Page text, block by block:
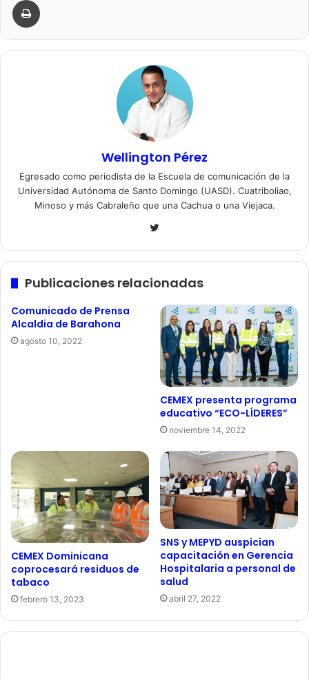
Wellington Pérez
Egresado como periodista de la Escuela de comunicación de la
Universidad Autónoma de Santo Domingo (UASD). Cuatriboliao,
Minoso y más Cabraleño que una Cachua o una Viejaca.
Twitter
Publicaciones relacionadas
Comunicado de Prensa
Alcaldia de Barahona
agosto 10, 2022
CEMEX presenta programa
educativo “ECO-LÍDERES”
noviembre 14, 2022
CEMEX Dominicana
coprocesará residuos de
tabaco
febrero 13, 2023
SNS y MEPYD auspician
capacitación en Gerencia
Hospitalaria a personal de
salud
abril 27, 2022